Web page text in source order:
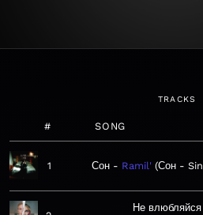
TRACKS
# SONG
1 Сон Ramil' Сон -
Не влюбляйся